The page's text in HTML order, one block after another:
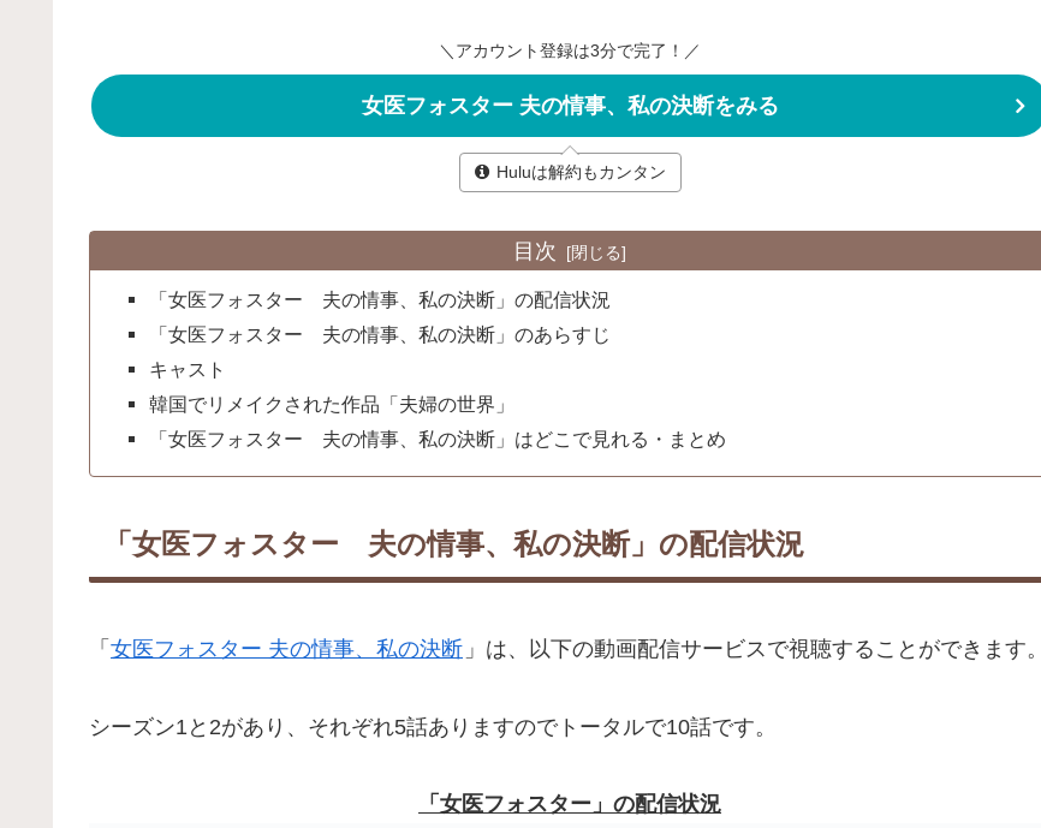
＼アカウント登録は3分で完了！／
女医フォスター 夫の情事、私の決断をみる
Huluは解約もカンタン
目次
「女医フォスター 夫の情事、私の決断」の配信状況
「女医フォスター 夫の情事、私の決断」のあらすじ
キャスト
韓国でリメイクされた作品「夫婦の世界」
「女医フォスター 夫の情事、私の決断」はどこで見れる・まとめ
「女医フォスター 夫の情事、私の決断」の配信状況
「 女医フォスター 夫の情事、私の決断 」は、以下の動画配信サービスで視聴することができます。
シーズン1と2があり、それぞれ5話ありますのでトータルで10話です。
「女医フォスター」の配信状況